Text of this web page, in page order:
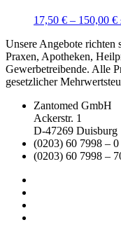
17,50 € – 150,00 €
Unsere Angebote richten
Praxen, Apotheken,
Gewerbetreibende. Alle
gesetzlicher
Zantomed GmbH
Ackerstr. 1
D-47269 Duisburg
(0203) 60 7998 – 0
(0203) 60 7998 –